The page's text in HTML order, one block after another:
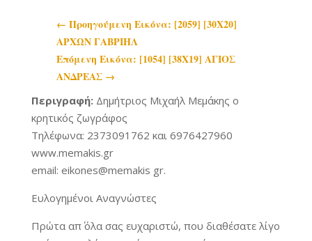
← Προηγoύμενη Εικόνα: [2059] [30Χ20]
ΑΡΧΩΝ ΓΑΒΡΙΗΛ
Επόμενη Εικόνα: [1054] [38Χ19] ΑΓΙΟΣ
ΑΝΔΡΕΑΣ→
Περιγραφή:Δημήτριος Μιχαήλ Μεμάκης ο
κρητικός ζωγράφος
Τηλέφωνα: 2373091762 και 6976427960
www.memakis.gr
email: eikones@memakis gr.
Ευλογημένοι Αναγνώστες
Πρώτα απ΄ όλα σας ευχαριστώ, που διαθέσατε λίγο